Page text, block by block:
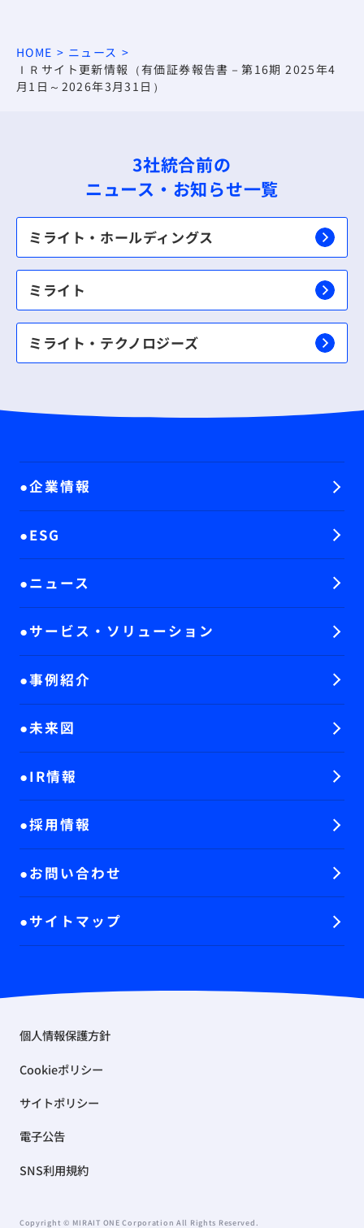
HOME
ニュース
ＩＲサイト更新情報（有価証券報告書－第16期 2025年4
月1日～2026年3月31日）
3社統合前の
ニュース・お知らせ一覧
ミライト・ホールディングス
ミライト
ミライト・テクノロジーズ
企業情報
ESG
ニュース
サービス・ソリューション
事例紹介
未来図
IR情報
採用情報
お問い合わせ
サイトマップ
個人情報保護方針
Cookieポリシー
サイトポリシー
電子公告
SNS利用規約
Copyright © MIRAIT ONE Corporation All Rights Reserved.